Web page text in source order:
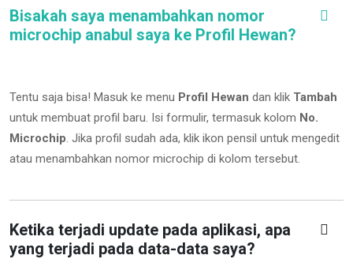
Bisakah saya menambahkan nomor
microchip anabul saya ke Profil Hewan?
Tentu saja bisa! Masuk ke menu Profil Hewan dan klik Tambah
untuk membuat profil baru. Isi formulir, termasuk kolom No.
Microchip. Jika profil sudah ada, klik ikon pensil untuk mengedit
atau menambahkan nomor microchip di kolom tersebut.
Ketika terjadi update pada aplikasi, apa
yang terjadi pada data-data saya?